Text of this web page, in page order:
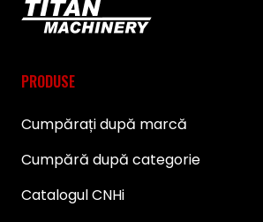
PRODUSE
Cumpărați după marcă
Cumpără după categorie
Catalogul CNHi